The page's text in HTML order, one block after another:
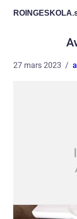
ROINGESKOLA.
27 mars 2023